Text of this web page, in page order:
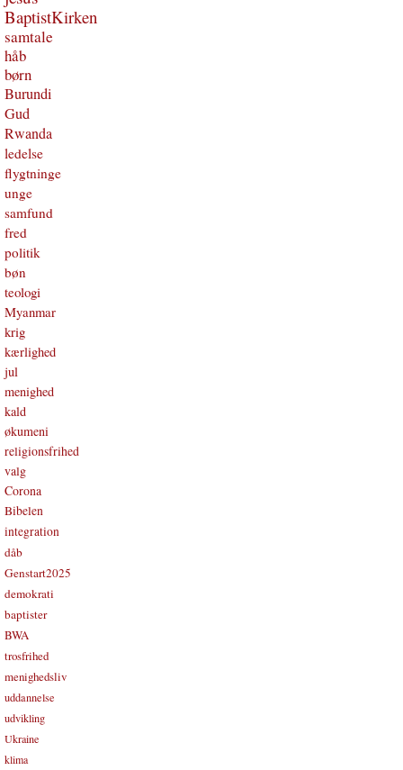
BaptistKirken
samtale
håb
børn
Burundi
Gud
Rwanda
ledelse
flygtninge
unge
samfund
fred
politik
bøn
teologi
Myanmar
krig
kærlighed
jul
menighed
kald
økumeni
religionsfrihed
valg
Corona
Bibelen
integration
dåb
Genstart2025
demokrati
baptister
BWA
trosfrihed
menighedsliv
uddannelse
udvikling
Ukraine
klima